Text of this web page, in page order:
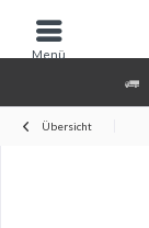
Menü
Übersicht